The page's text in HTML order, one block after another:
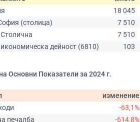
18 045
(столица)
7 510
7 510
дейност (6810)
103
Основни Показатели за 2024 г.
изменение
-63,1%
печалба
-614,8%